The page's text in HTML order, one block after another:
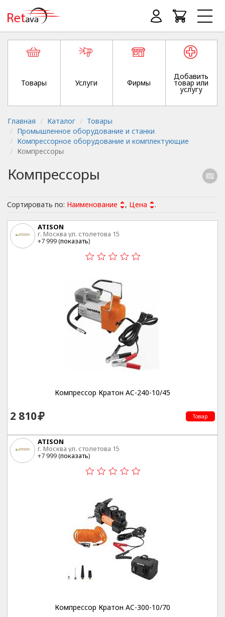
Товары Услуги Фирмы
Добавить
товар или
услугу
Главная Каталог
Товары
Промышленное оборудование и станки
Компрессорное оборудование и комплектующие
Компрессоры
Компрессоры
Сортировать по: Наименование , Цена .
ATISON
г. Москва ул. столетова 15
+7 999 (показать)
Компрессор Кратон AC-240-10/45
2 810 Товар
ATISON
г. Москва ул. столетова 15
+7 999 (показать)
Компрессор Кратон AC-300-10/70